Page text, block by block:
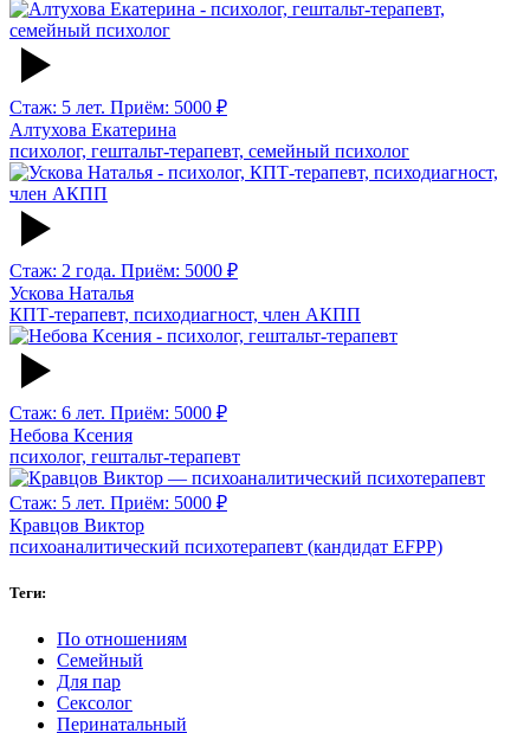
Стаж: 5 лет. Приём: 5000 ₽
Алтухова Екатерина
психолог, гештальт-терапевт, семейный психолог
Стаж: 2 года. Приём: 5000 ₽
Ускова Наталья
КПТ-терапевт, психодиагност, член АКПП
Стаж: 6 лет. Приём: 5000 ₽
Небова Ксения
психолог, гештальт-терапевт
Стаж: 5 лет. Приём: 5000 ₽
Кравцов Виктор
психоаналитический психотерапевт (кандидат EFPP)
Теги:
По отношениям
Семейный
Для пар
Сексолог
Перинатальный